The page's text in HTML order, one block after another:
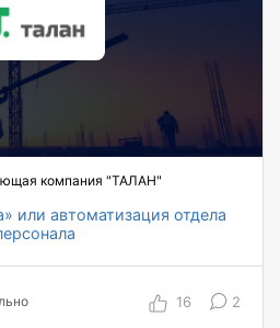
охваченных
проекту
ТОП-менеджеров,
компания "ТАЛАН"
или автоматизация отдела
работающих в системе
16 2